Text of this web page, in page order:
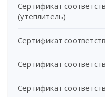
Сертификат
(утеплитель)
Сертификат
Сертификат
Сертификат